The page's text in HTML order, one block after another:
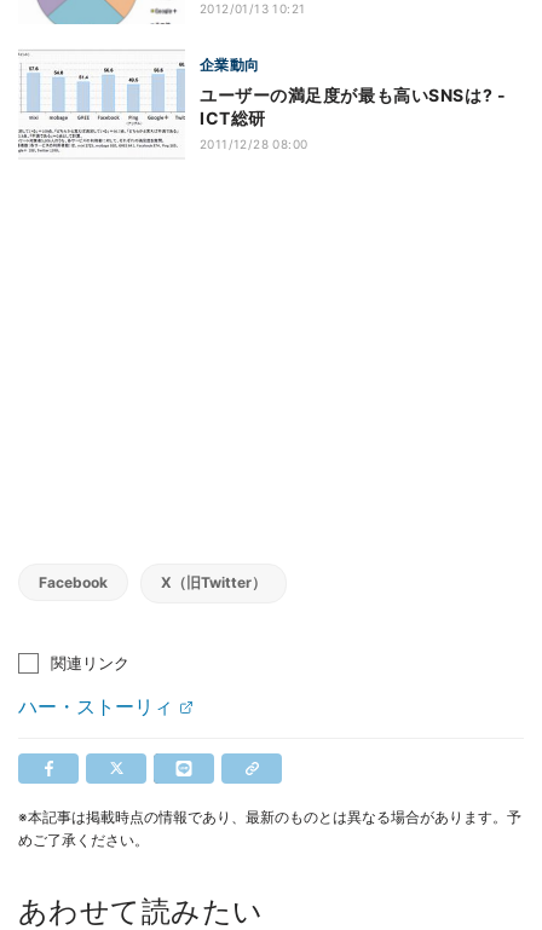
2012/01/13 10:21
企業動向
ユーザーの満足度が最も高いSNSは? -
ICT総研
2011/12/28 08:00
Facebook X（旧Twitter）
関連リンク
ハー・ストーリィ
※本記事は掲載時点の情報であり、最新のものとは異なる場合があります。予
めご了承ください。
あわせて読みたい